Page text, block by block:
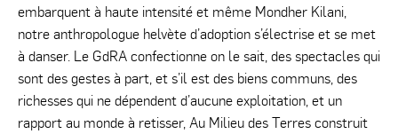
embarquent à haute intensité et même Mondher Kilani,
notre anthropologue helvète d’adoption s’électrise et se met
à danser. Le GdRA confectionne on le sait, des spectacles qui
sont des gestes à part, et s’il est des biens communs, des
richesses qui ne dépendent d’aucune exploitation, et un
rapport au monde à retisser, Au Milieu des Terres construit